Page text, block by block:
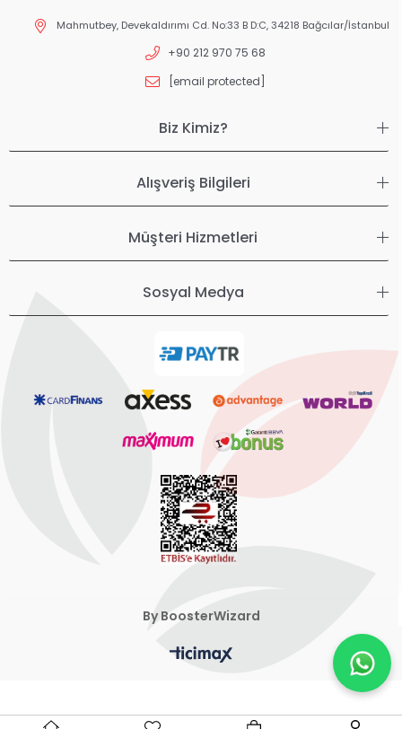
Mahmutbey, Devekaldırımı Cd. No:33 B D:C, 34218 Bağcılar/İstanbul
+90 212 970 75 68
[email protected]
Biz Kimiz?
Alışveriş Bilgileri
Müşteri Hizmetleri
Sosyal Medya
By BoosterWizard